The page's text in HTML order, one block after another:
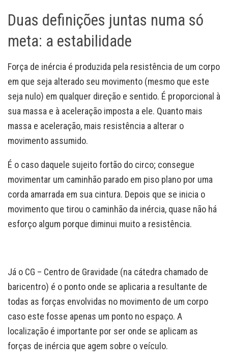
Duas definições juntas numa só
meta: a estabilidade
Força de inércia é produzida pela resistência de um corpo
em que seja alterado seu movimento (mesmo que este
seja nulo) em qualquer direção e sentido. É proporcional à
sua massa e à aceleração imposta a ele. Quanto mais
massa e aceleração, mais resistência a alterar o
movimento assumido.
É o caso daquele sujeito fortão do circo; consegue
movimentar um caminhão parado em piso plano por uma
corda amarrada em sua cintura. Depois que se inicia o
movimento que tirou o caminhão da inércia, quase não há
esforço algum porque diminui muito a resistência.
Já o CG – Centro de Gravidade (na cátedra chamado de
baricentro) é o ponto onde se aplicaria a resultante de
todas as forças envolvidas no movimento de um corpo
caso este fosse apenas um ponto no espaço. A
localização é importante por ser onde se aplicam as
forças de inércia que agem sobre o veículo.